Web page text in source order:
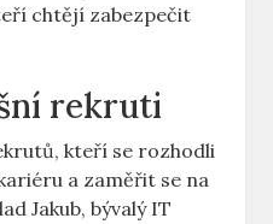
chtějí zabezpečit
rekruti
kteří se rozhodli
a zaměřit se na
Jakub, bývalý IT